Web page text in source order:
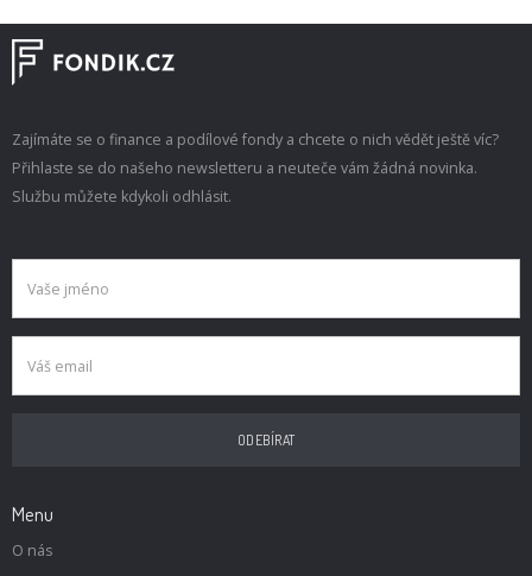
Zajímáte se o finance a podílové fondy a chcete o nich vědět ještě víc?
Přihlaste se do našeho newsletteru a neuteče vám žádná novinka.
Službu můžete kdykoli odhlásit.
Menu
O nás